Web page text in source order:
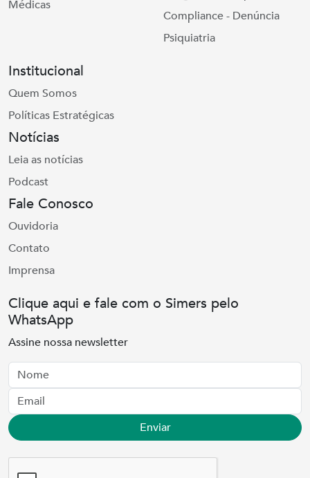
Médicas
Compliance - Denúncia
Psiquiatria
Institucional
Quem Somos
Políticas Estratégicas
Notícias
Leia as notícias
Podcast
Fale Conosco
Ouvidoria
Contato
Imprensa
Clique aqui e fale com o Simers pelo
WhatsApp
Assine nossa newsletter
Nome
Email
Enviar